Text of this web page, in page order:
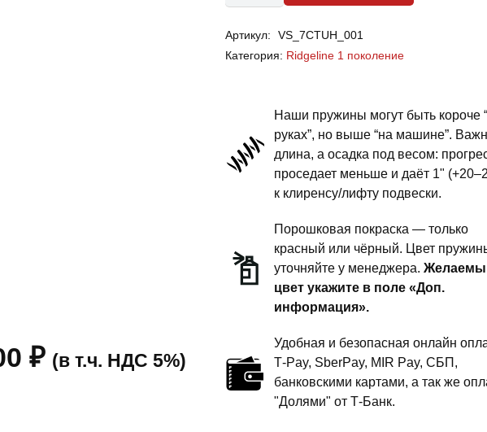
₽ (в т.ч. НДС 5%)
Ridgeline
1
пружины
передней
подвески
комфорт
Артикул:
VS_7CTUH_001
Категория: Ridgeline 1 поколение
Наши пружины могут быть короче
руках”, но выше “на машине”.
длина, а осадка под весом:
проседает меньше и даёт 1"
к клиренсу/лифту подвески.
Порошковая покраска — только
красный или чёрный. Цвет
уточняйте у менеджера.
цвет укажите в поле «Доп.
информация».
Удобная и безопасная онлайн
T‑Pay, SberPay, MIR Pay, СБП,
банковскими картами, а так же
"Долями" от Т-Банк.